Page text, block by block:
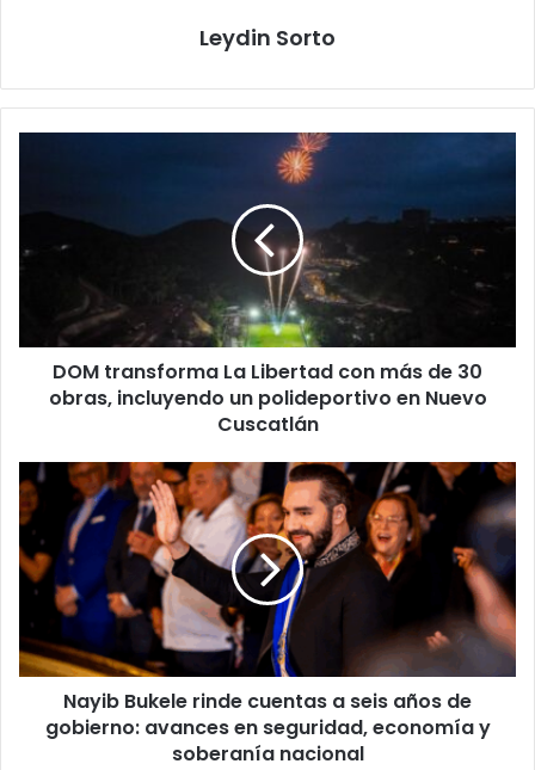
Leydin Sorto
Libertad
obras,
incluyendo
Nuevo
Cuscatlán
DOM transforma La Libertad con más de 30
obras, incluyendo un polideportivo en Nuevo
Cuscatlán
Nayib
Bukele
rinde
cuentas
a
seis
de
gobierno:
avancesNayib Bukele rinde cuentas a seis años de
gobierno: avances en seguridad, economía y
soberanía nacional